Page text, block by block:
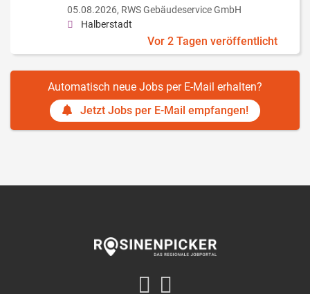
05.08.2026, RWS Gebäudeservice GmbH
Halberstadt
Vor 2 Tagen veröffentlicht
Automatisch neue Jobs per E-Mail erhalten?
Jetzt Jobs per E-Mail empfangen!